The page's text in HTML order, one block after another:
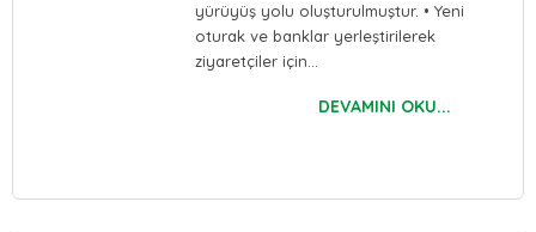
yürüyüş yolu oluşturulmuştur. • Yeni
oturak ve banklar yerleştirilerek
ziyaretçiler için…
DEVAMINI OKU...